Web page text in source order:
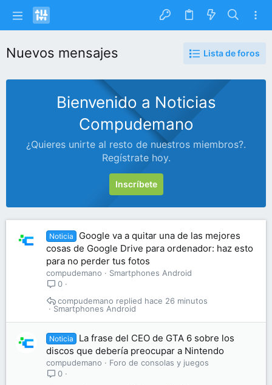
Nuevos mensajes Lista de foros
Bienvenido a Noticias
Compudemano
¿Quieres unirte al resto de nuestros miembros?.
Regístrate hoy.
Inscríbete
Noticia
Google va a quitar una de las mejores
cosas de Google Drive para ordenador: haz esto
para no perder tus fotos
compudemano
Smartphones Android
0
Smartphones Android
hace 26 minutos
compudemano
Noticia
La frase del CEO de GTA 6 sobre los
discos que debería preocupar a Nintendo
compudemano
Foro de consolas y juegos
0